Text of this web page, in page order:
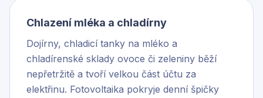
Chlazení mléka a chladírny
Dojírny, chladicí tanky na mléko a
chladírenské sklady ovoce či zeleniny běží
nepřetržitě a tvoří velkou část účtu za
elektřinu. Fotovoltaika pokryje denní špičky